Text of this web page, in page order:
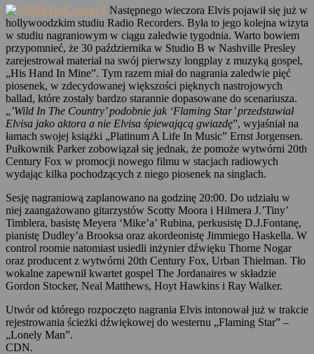
Następnego wieczora Elvis pojawił się już w
hollywoodzkim studiu Radio Recorders. Była to jego kolejna wizyta
w studiu nagraniowym w ciągu zaledwie tygodnia. Warto bowiem
przypomnieć, że 30 października w Studio B w Nashville Presley
zarejestrował materiał na swój pierwszy longplay z muzyką gospel,
„His Hand In Mine”. Tym razem miał do nagrania zaledwie pięć
piosenek, w zdecydowanej większości pięknych nastrojowych
ballad, które zostały bardzo starannie dopasowane do scenariusza.
„’Wild In The Country’ podobnie jak ‘Flaming Star’ przedstawiał
Elvisa jako aktora a nie Elvisa śpiewającą gwiazdę”, wyjaśniał na
łamach swojej książki „Platinum A Life In Music” Ernst Jorgensen.
Pułkownik Parker zobowiązał się jednak, że pomoże wytwórni 20th
Century Fox w promocji nowego filmu w stacjach radiowych
wydając kilka pochodzących z niego piosenek na singlach.
Sesję nagraniową zaplanowano na godzinę 20:00. Do udziału w
niej zaangażowano gitarzystów Scotty Moora i Hilmera J.’Tiny’
Timblera, basistę Meyera ‘Mike’a’ Rubina, perkusistę D.J.Fontanę,
pianistę Dudley’a Brooksa oraz akordeonistę Jimmiego Haskella. W
control roomie natomiast usiedli inżynier dźwięku Thorne Nogar
oraz producent z wytwórni 20th Century Fox, Urban Thielman. Tło
wokalne zapewnił kwartet gospel The Jordanaires w składzie
Gordon Stocker, Neal Matthews, Hoyt Hawkins i Ray Walker.
Utwór od którego rozpoczęto nagrania Elvis intonował już w trakcie
rejestrowania ścieżki dźwiękowej do westernu „Flaming Star” –
„Lonely Man”.
CDN.